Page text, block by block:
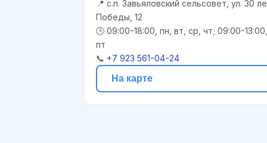
📍 с.п. Завьяловский сельсовет, ул. 30
Победы, 12
🕒 09:00-18:00, пн, вт, ср, чт; 09:00-13:00,
пт
📞 +7 923 561-04-24
На карте